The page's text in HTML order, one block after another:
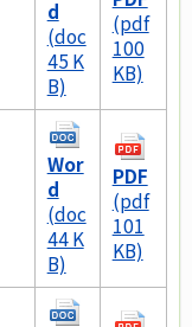
d
(doc
45 K
B)
(pdf
100
KB)
Wor
d
(doc
44 K
B)
PDF
(pdf
101
KB)